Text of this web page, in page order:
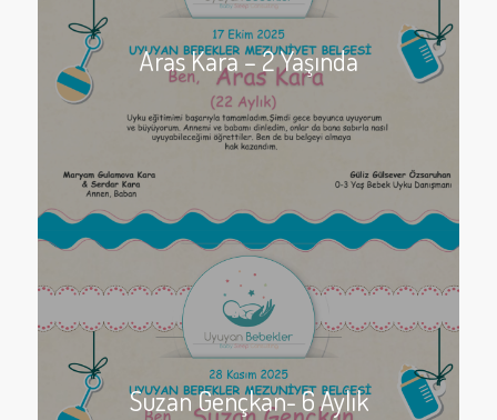
Aras Kara – 2 Yaşında
Suzan Gençkan- 6 Aylık